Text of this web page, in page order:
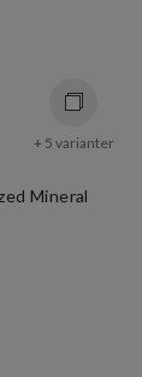
+ 5 varianter
Mineral